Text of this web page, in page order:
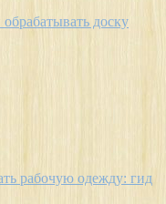
доску
рабочую одежду: гид